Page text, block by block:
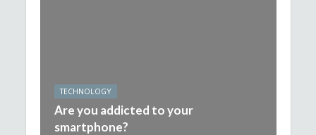
TECHNOLOGY
Are you addicted to your
smartphone?